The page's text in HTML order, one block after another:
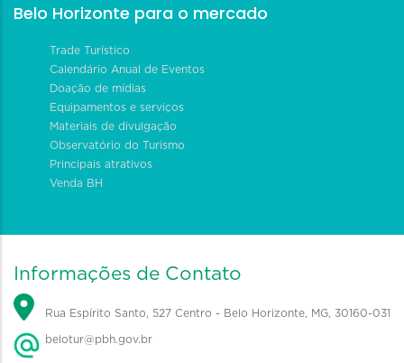
Belo Horizonte para o mercado
Trade Turístico
Calendário Anual de Eventos
Doação de mídias
Equipamentos e serviços
Materiais de divulgação
Observatório do Turismo
Principais atrativos
Venda BH
Informações de Contato
Rua Espírito Santo, 527 Centro - Belo Horizonte, MG, 30160-031
belotur@pbh.gov.br